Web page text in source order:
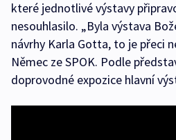
které jednotlivé výstavy
nesouhlasilo. „Byla výstava
návrhy Karla Gotta, to je přeci
Němec ze SPOK. Podle
doprovodné expozice hlavní